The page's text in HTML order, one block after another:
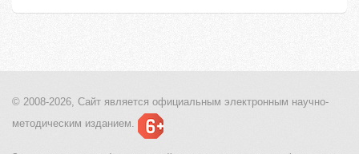
© 2008-2026, Сайт является официальным электронным научно-
методическим изданием.